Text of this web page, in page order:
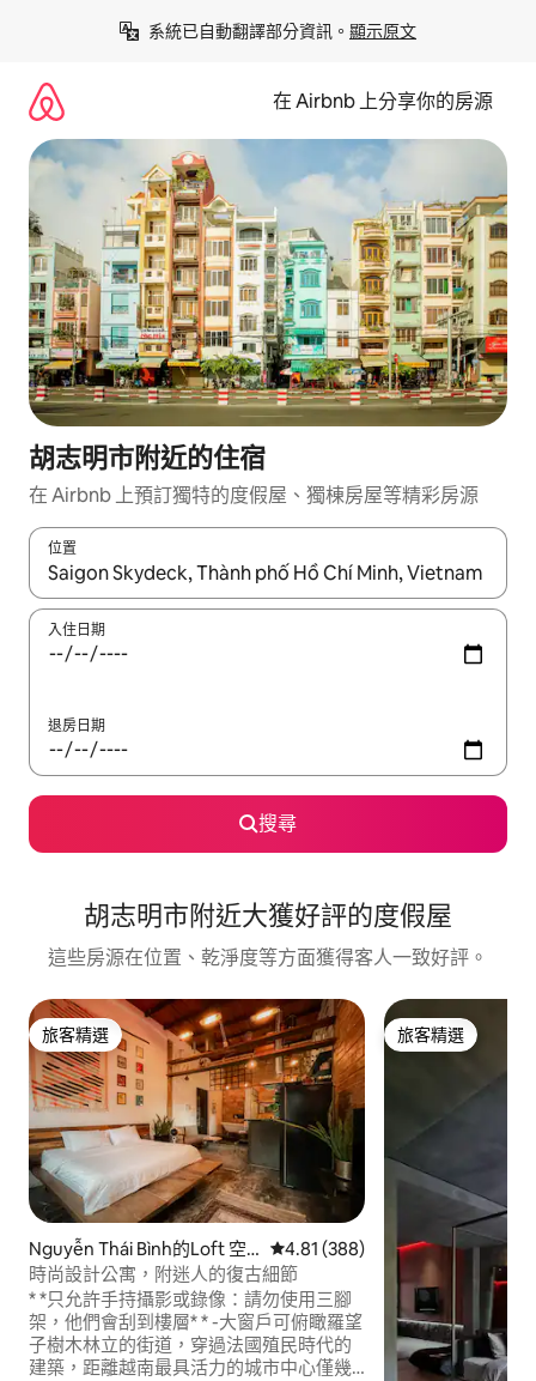
系統已自動翻譯部分資訊。 顯示原文
在 Airbnb 上分享你的房源
胡志明市附近的住宿
在 Airbnb 上預訂獨特的度假屋、獨棟房屋等精彩房源
位置
如有搜尋結果，瀏覽內容時請使用上下箭頭，或輕點、滑動裝置。
入住日期
退房日期
搜尋
胡志明市附近大獲好評的度假屋
這些房源在位置、乾淨度等方面獲得客人一致好評。
旅客精選
旅客精選
Nguyễn Thái Bình的Loft 空
間
從 388 則評價中獲得 4.81 的平均
4.81 (388)
時尚設計公寓，附迷人的復古細節
* *只允許手持攝影或錄像：請勿使用三腳
架，他們會刮到樓層* * -大窗戶可俯瞰羅望
子樹木林立的街道，穿過法國殖民時代的
建築，距離越南最具活力的城市中心僅幾
旅客精選
旅客精選